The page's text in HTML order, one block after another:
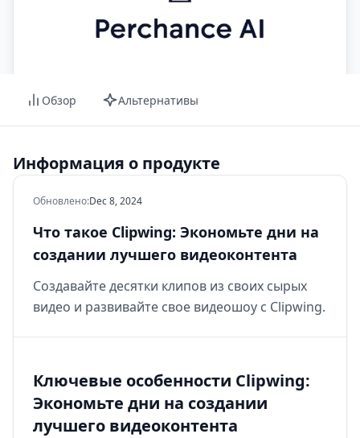
Обзор Альтернативы
Информация о продукте
Обновлено:Dec 8, 2024
Что такое Clipwing: Экономьте дни на
создании лучшего видеоконтента
Создавайте десятки клипов из своих сырых
видео и развивайте свое видеошоу с Clipwing.
Ключевые особенности Clipwing:
Экономьте дни на создании
лучшего видеоконтента